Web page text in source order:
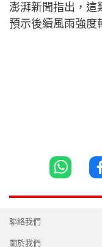
澎湃新聞指出，這
預示後續風雨強度
聯絡我們
關於我們